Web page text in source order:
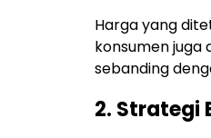
Harga yang
konsumen
sebanding
2. Strategi